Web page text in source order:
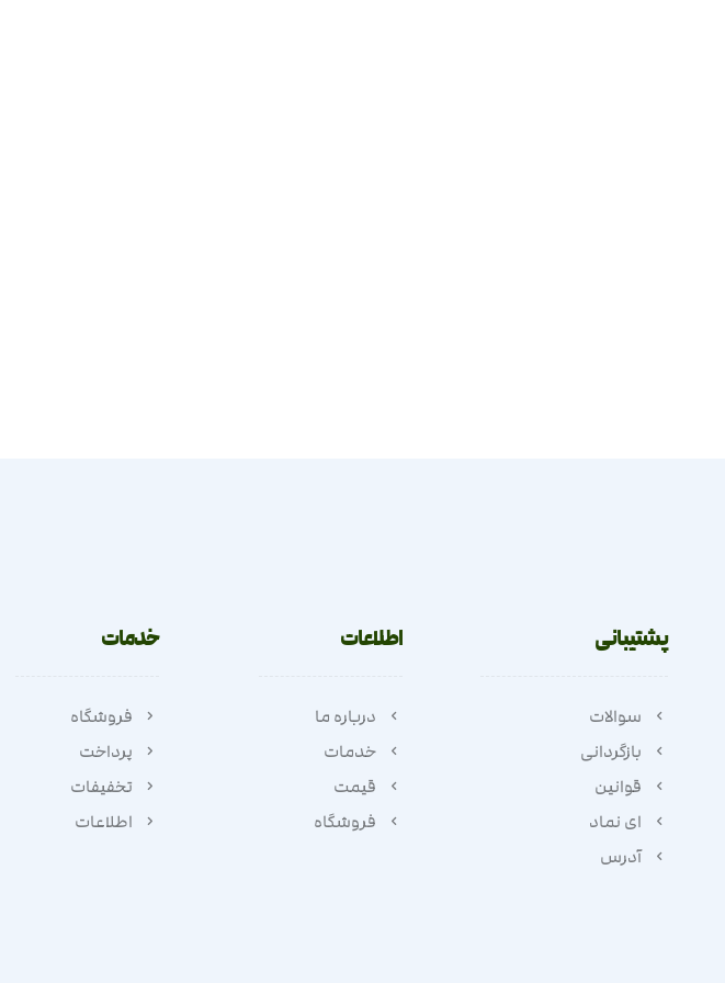
پشتیبانی
سوالات
بازگردانی
قوانین
ای نماد
آدرس
اطلاعات
درباره ما
خدمات
قیمت
فروشگاه
خدمات
فروشگاه
پرداخت
تخفیفات
اطلاعات